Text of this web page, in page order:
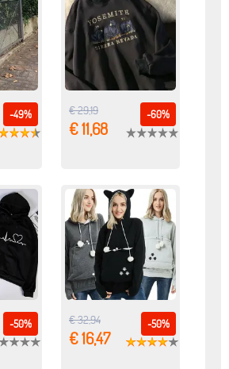
-49% -60%
€ 29,19
€ 11,68
-50% -50%
€ 32,94
€ 16,47